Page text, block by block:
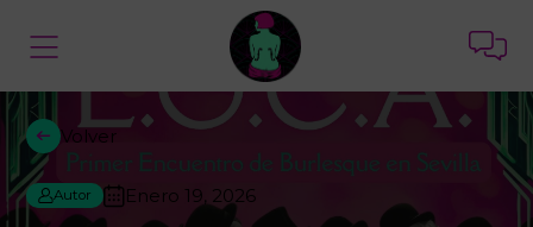
Volver
Autor Enero 19, 2026